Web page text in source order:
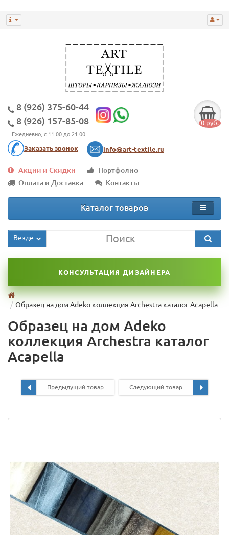
8 (926) 375-60-44
8 (926) 157-85-08
Ежедневно, с 11:00 до 21:00
Заказать звонок info@art-textile.ru
0 руб.
Акции и Скидки
Портфолио
Оплата и Доставка
Контакты
Каталог товаров
Везде
КОНСУЛЬТАЦИЯ ДИЗАЙНЕРА
Образец на дом Adeko коллекция Archestra каталог Acapella
Образец на дом Adeko
коллекция Archestra каталог
Acapella
Предыдущий товар Следующий товар